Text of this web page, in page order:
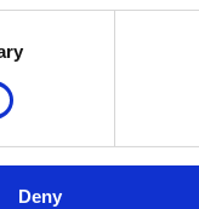
Deny